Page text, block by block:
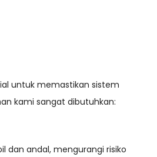
untuk memastikan sistem
kami sangat dibutuhkan:
dan andal, mengurangi risiko